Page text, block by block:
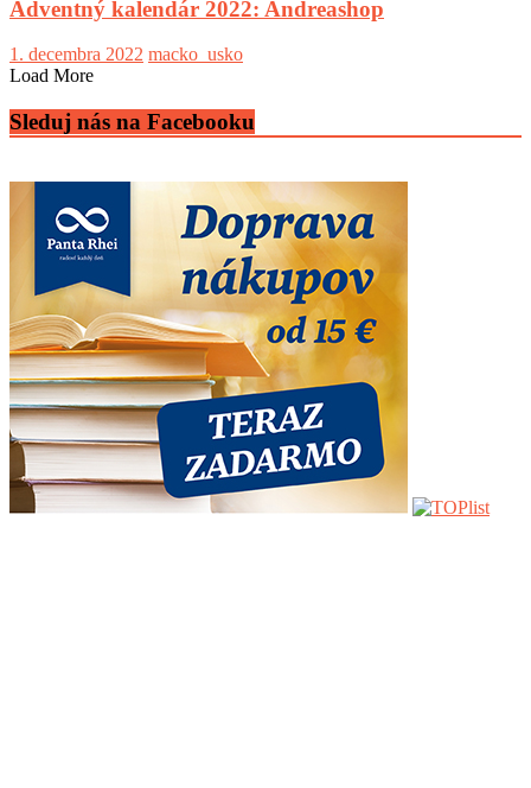
Adventný kalendár 2022: Andreashop
1. decembra 2022 macko_usko
Load More
Sleduj nás na Facebooku